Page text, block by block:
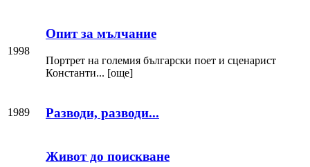
1998
Опит за мълчание
Портрет на големия български поет и сценарист
Константи... [още]
1989 Разводи, разводи...
Живот до поискване